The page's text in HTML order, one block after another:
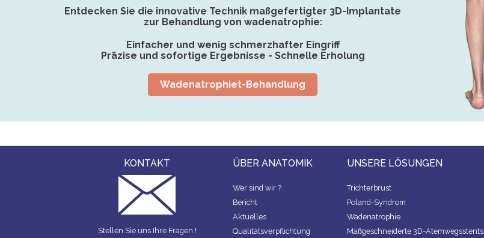
Entdecken Sie die innovative Technik maßgefertigter 3D-Implantate
zur Behandlung von wadenatrophie:
Einfacher und wenig schmerzhafter Eingriff
Präzise und sofortige Ergebnisse - Schnelle Erholung
Wadenatrophiet-Behandlung
KONTAKT
Stellen Sie uns Ihre Fragen !
ÜBER ANATOMIK
Wer sind wir ?
Bericht
Aktuelles
Qualitätsverpflichtung
UNSERE LÖSUNGEN
Trichterbrust
Poland-Syndrom
Wadenatrophie
Maßgeschneiderte 3D-Atemwegsstents